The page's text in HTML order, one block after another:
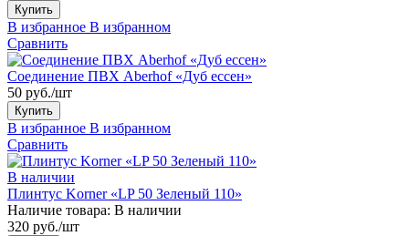
Купить
В избранное В избранном
Сравнить
Соединение ПВХ Aberhof «Дуб ессен»
50 руб./шт
Купить
В избранное В избранном
Сравнить
В наличии
Плинтус Korner «LP 50 Зеленый 110»
Наличие товара: В наличии
320 руб./шт